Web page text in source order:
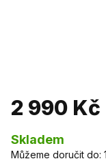
2 990 Kč
Skladem
Můžeme doručit do: